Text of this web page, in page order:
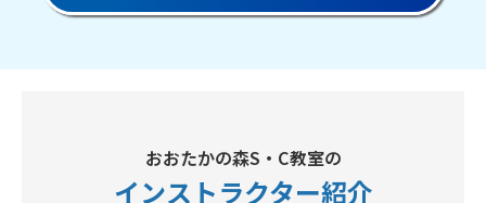
おおたかの森S・C教室の
インストラクター紹介